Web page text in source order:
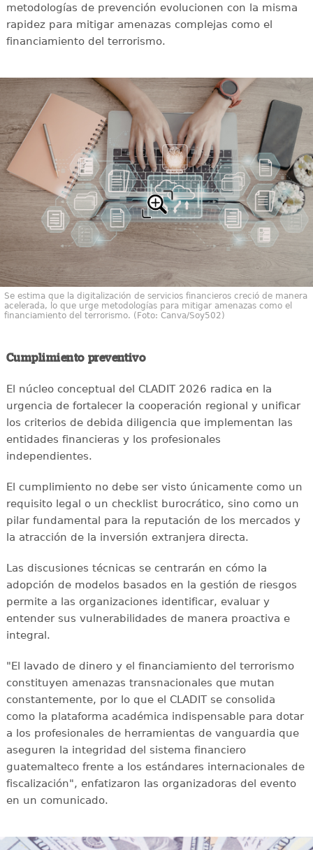
metodologías de prevención evolucionen con la misma
rapidez para mitigar amenazas complejas como el
financiamiento del terrorismo.
Se estima que la digitalización de servicios financieros creció de manera
acelerada, lo que urge metodologías para mitigar amenazas como el
financiamiento del terrorismo. (Foto: Canva/Soy502)
Cumplimiento preventivo
El núcleo conceptual del CLADIT 2026 radica en la
urgencia de fortalecer la cooperación regional y unificar
los criterios de debida diligencia que implementan las
entidades financieras y los profesionales
independientes.
El cumplimiento no debe ser visto únicamente como un
requisito legal o un checklist burocrático, sino como un
pilar fundamental para la reputación de los mercados y
la atracción de la inversión extranjera directa.
Las discusiones técnicas se centrarán en cómo la
adopción de modelos basados en la gestión de riesgos
permite a las organizaciones identificar, evaluar y
entender sus vulnerabilidades de manera proactiva e
integral.
"El lavado de dinero y el financiamiento del terrorismo
constituyen amenazas transnacionales que mutan
constantemente, por lo que el CLADIT se consolida
como la plataforma académica indispensable para dotar
a los profesionales de herramientas de vanguardia que
aseguren la integridad del sistema financiero
guatemalteco frente a los estándares internacionales de
fiscalización", enfatizaron las organizadoras del evento
en un comunicado.